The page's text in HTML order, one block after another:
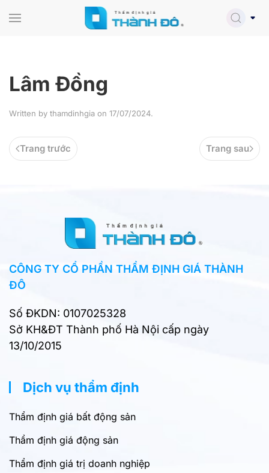
Lâm Đồng
Written by thamdinhgia on 17/07/2024.
Trang trước Trang sau
CÔNG TY CỔ PHẦN THẨM ĐỊNH GIÁ THÀNH
ĐÔ
Số ĐKDN: 0107025328
Sở KH&ĐT Thành phố Hà Nội cấp ngày
13/10/2015
Dịch vụ thẩm định
Thẩm định giá bất động sản
Thẩm định giá động sản
Thẩm định giá trị doanh nghiệp